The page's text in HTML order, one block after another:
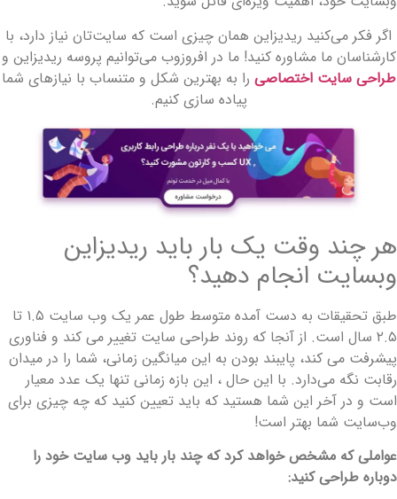
اگر فکر می‎‌کنید ریدیزاین همان چیزی است که سایت‌تان نیاز دارد، با
کارشناسان ما مشاوره کنید! ما در افروزوب می‌توانیم پروسه ریدیزاین و
طراحی سایت اختصاصیرا به بهترین شکل و متنساب با نیازهای شما
پیاده سازی کنیم.
هر چند وقت یک بار باید ریدیزاین
وبسایت انجام دهید؟
طبق تحقیقات به دست آمده متوسط ​​طول عمر یک وب سایت ۱.۵ تا
۲.۵ سال است. از آنجا که روند طراحی سایت تغییر می کند و فناوری
پیشرفت می کند، پایبند بودن به این میانگین زمانی، شما را در میدان
رقابت نگه می‌دارد. با این حال ، این بازه زمانی تنها یک عدد معیار
است و در آخر این شما هستید که باید تعیین کنید که چه چیزی برای
وب‌سایت شما بهتر است!
عواملی که مشخص خواهد کرد که چند بار باید وب سایت خود را
دوباره طراحی کنید: